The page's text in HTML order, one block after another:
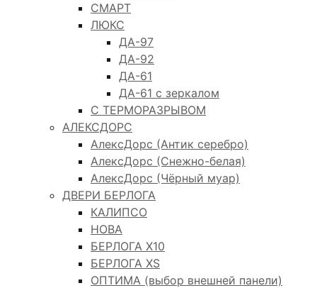
СМАРТ
ЛЮКС
ДА-97
ДА-92
ДА-61
ДА-61 с зеркалом
С ТЕРМОРАЗРЫВОМ
АЛЕКСДОРС
АлексДорс (Антик серебро)
АлексДорс (Снежно-белая)
АлексДорс (Чёрный муар)
ДВЕРИ БЕРЛОГА
КАЛИПСО
НОВА
БЕРЛОГА Х10
БЕРЛОГА XS
ОПТИМА (выбор внешней панели)